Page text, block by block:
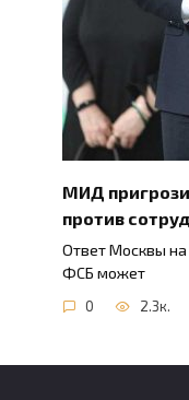
МИД
против
Ответ Москвы на
ФСБ может
0 2.3к.